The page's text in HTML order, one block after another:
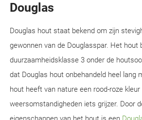
Douglas
Douglas hout staat bekend om zijn
gewonnen van de Douglasspar. Het hout
duurzaamheidsklasse 3 onder de
dat Douglas hout onbehandeld heel lang
hout heeft van nature een rood-roze
weersomstandigheden iets grijzer. Door